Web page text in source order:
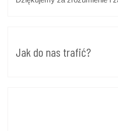
Jak do nas trafić?